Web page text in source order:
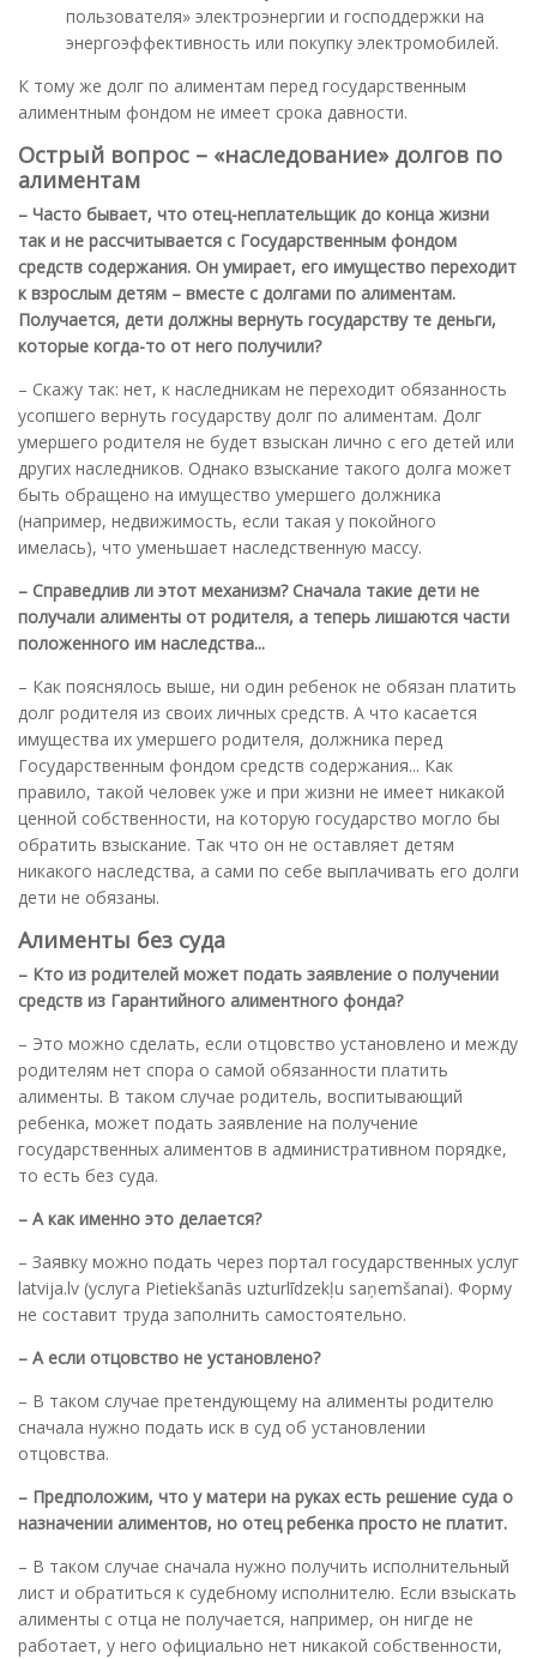
пользователя» электроэнергии и господдержки на
энергоэффективность или покупку электромобилей.
К тому же долг по алиментам перед государственным
алиментным фондом не имеет срока давности.
Острый вопрос – «наследование» долгов по
алиментам
– Часто бывает, что отец-неплательщик до конца жизни
так и не рассчитывается с Государственным фондом
средств содержания. Он умирает, его имущество переходит
к взрослым детям – вместе с долгами по алиментам.
Получается, дети должны вернуть государству те деньги,
которые когда-то от него получили?
– Скажу так: нет, к наследникам не переходит обязанность
усопшего вернуть государству долг по алиментам. Долг
умершего родителя не будет взыскан лично с его детей или
других наследников. Однако взыскание такого долга может
быть обращено на имущество умершего должника
(например, недвижимость, если такая у покойного
имелась), что уменьшает наследственную массу.
– Справедлив ли этот механизм? Сначала такие дети не
получали алименты от родителя, а теперь лишаются части
положенного им наследства...
– Как пояснялось выше, ни один ребенок не обязан платить
долг родителя из своих личных средств. А что касается
имущества их умершего родителя, должника перед
Государственным фондом средств содержания... Как
правило, такой человек уже и при жизни не имеет никакой
ценной собственности, на которую государство могло бы
обратить взыскание. Так что он не оставляет детям
никакого наследства, а сами по себе выплачивать его долги
дети не обязаны.
Алименты без суда
– Кто из родителей может подать заявление о получении
средств из Гарантийного алиментного фонда?
– Это можно сделать, если отцовство установлено и между
родителям нет спора о самой обязанности платить
алименты. В таком случае родитель, воспитывающий
ребенка, может подать заявление на получение
государственных алиментов в административном порядке,
то есть без суда.
– А как именно это делается?
– Заявку можно подать через портал государственных услуг
latvija.lv (услуга Pietiekšanās uzturlīdzekļu saņemšanai). Форму
не составит труда заполнить самостоятельно.
– А если отцовство не установлено?
– В таком случае претендующему на алименты родителю
сначала нужно подать иск в суд об установлении
отцовства.
– Предположим, что у матери на руках есть решение суда о
назначении алиментов, но отец ребенка просто не платит.
– В таком случае сначала нужно получить исполнительный
лист и обратиться к судебному исполнителю. Если взыскать
алименты с отца не получается, например, он нигде не
работает, у него официально нет никакой собственности,